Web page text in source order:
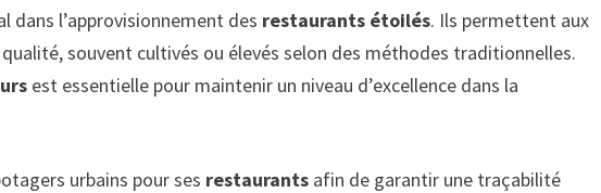
dans l’approvisionnement des restaurants étoilés. Ils permettent aux
souvent cultivés ou élevés selon des méthodes traditionnelles.
est essentielle pour maintenir un niveau d’excellence dans la
urbains pour ses restaurants afin de garantir une traçabilité